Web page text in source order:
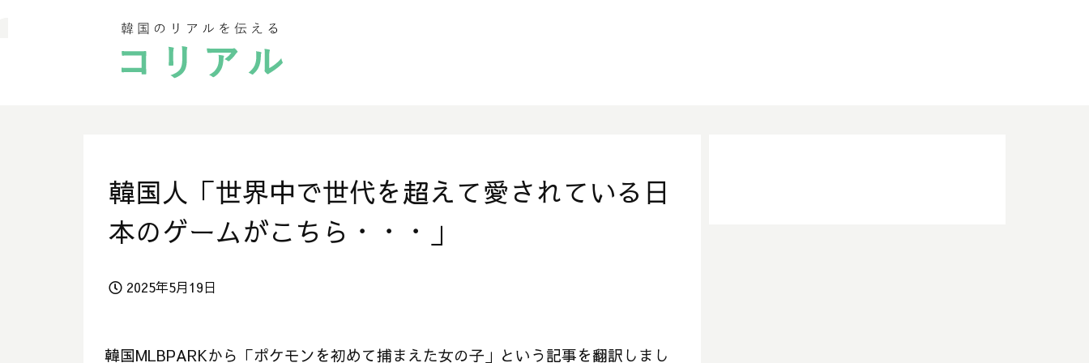
韓国人「世界中で世代を超えて愛されている日
本のゲームがこちら・・・」
2025年5月19日
韓国MLBPARKから「ポケモンを初めて捕まえた女の子」という記事を翻訳しまし